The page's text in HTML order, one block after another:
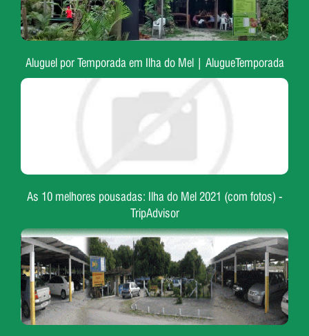
Aluguel por Temporada em Ilha do Mel | AlugueTemporada
As 10 melhores pousadas: Ilha do Mel 2021 (com fotos) -
TripAdvisor